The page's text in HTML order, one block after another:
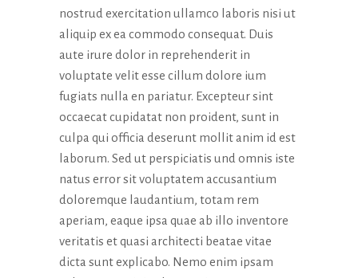
nostrud exercitation ullamco laboris nisi ut
aliquip ex ea commodo consequat. Duis
aute irure dolor in reprehenderit in
voluptate velit esse cillum dolore ium
fugiats nulla en pariatur. Excepteur sint
occaecat cupidatat non proident, sunt in
culpa qui officia deserunt mollit anim id est
laborum. Sed ut perspiciatis und omnis iste
natus error sit voluptatem accusantium
doloremque laudantium, totam rem
aperiam, eaque ipsa quae ab illo inventore
veritatis et quasi architecti beatae vitae
dicta sunt explicabo. Nemo enim ipsam